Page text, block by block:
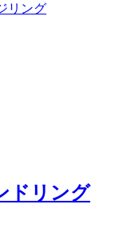
リング
ドリング